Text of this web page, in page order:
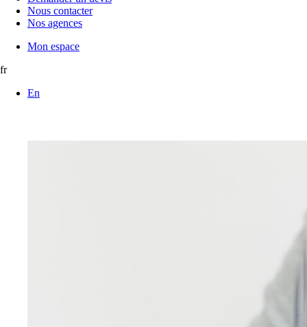
Nous contacter
Nos agences
Mon espace
fr
En